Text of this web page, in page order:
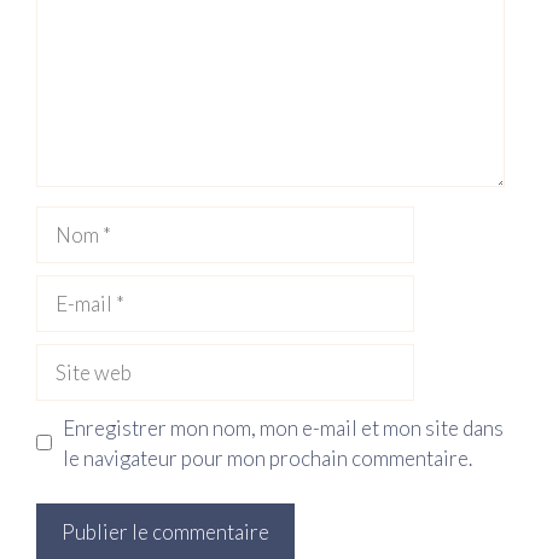
mail
web
Enregistrer mon nom, mon e-mail et mon site dans
le navigateur pour mon prochain commentaire.